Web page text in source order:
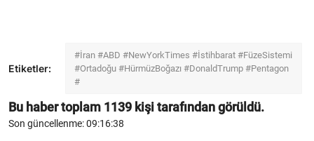
Etiketler:
#İran #ABD #NewYorkTimes #İstihbarat #FüzeSistemi
#Ortadoğu #HürmüzBoğazı #DonaldTrump #Pentagon
#
Bu haber toplam 1139 kişi tarafından görüldü.
Son güncellenme: 09:16:38